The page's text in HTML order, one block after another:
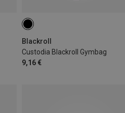
Blackroll
Custodia Blackroll Gymbag
9,16 €